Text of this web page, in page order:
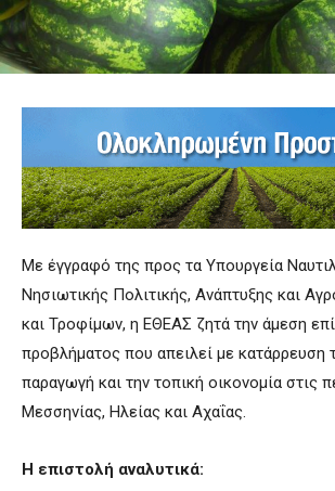
Με έγγραφό της προς τα Υπουργεία
Νησιωτικής Πολιτικής, Ανάπτυξης και
και Τροφίμων, η ΕΘΕΑΣ ζητά την άμεση
προβλήματος που απειλεί με κατάρρευση
παραγωγή και την τοπική οικονομία στις
Μεσσηνίας, Ηλείας και Αχαΐας.
Η επιστολή αναλυτικά: